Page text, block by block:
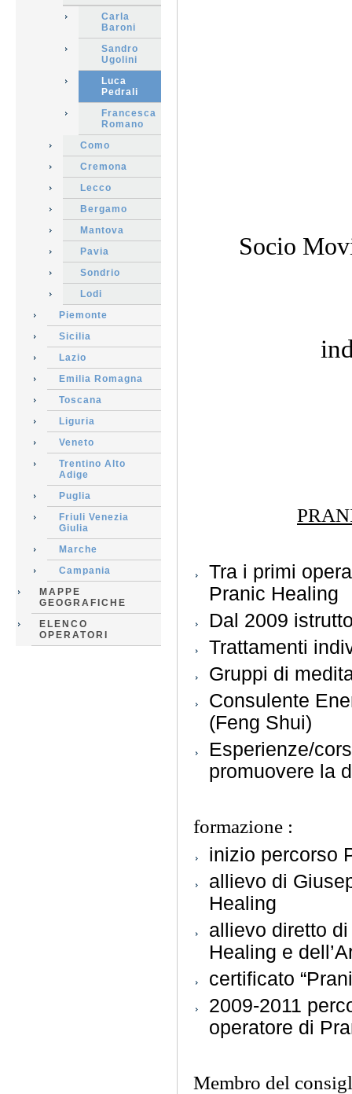
Carla
Baroni
Sandro
Ugolini
Luca
Pedrali
Francesca
Romano
Como
Cremona
Lecco
Bergamo
Mantova
Pavia
Sondrio
Lodi
Piemonte
Sicilia
Lazio
Emilia Romagna
Toscana
Liguria
Veneto
Trentino Alto
Adige
Puglia
Friuli Venezia
Giulia
Marche
Campania
MAPPE
GEOGRAFICHE
ELENCO
OPERATORI
Socio
Tra i primi
Pranic Healing
Dal 2009
Trattamenti
Gruppi di
Consulente
(Feng Shui)
Esperienze/
promuovere la
formazione :
inizio percorso
allievo di
Healing
allievo diretto
Healing e
certificato
2009-2011
operatore di
Membro del